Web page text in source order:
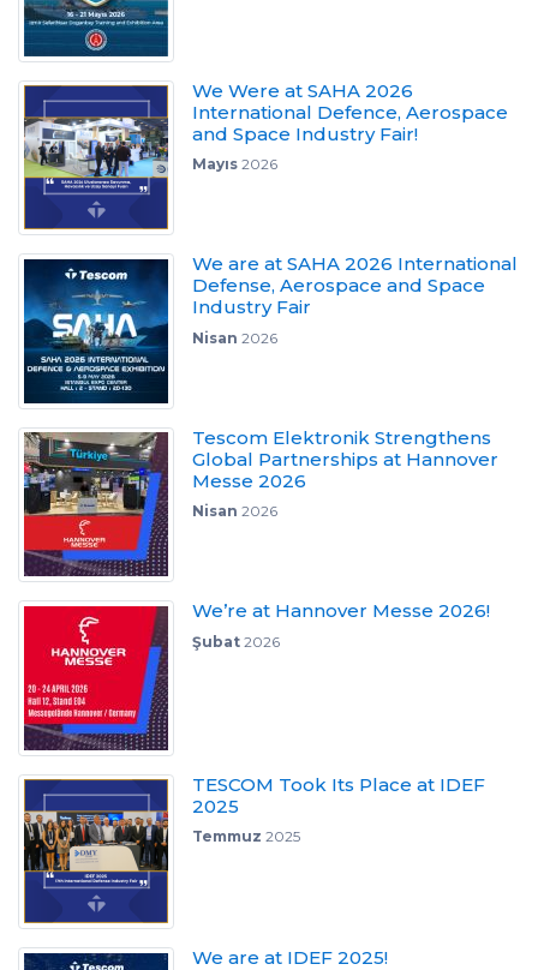
We Were at SAHA 2026
International Defence, Aerospace
and Space Industry Fair!
Mayıs2026
We are at SAHA 2026 International
Defense, Aerospace and Space
Industry Fair
Nisan 2026
Tescom Elektronik Strengthens
Global Partnerships at Hannover
Messe 2026
Nisan 2026
We’re at Hannover Messe 2026!
Şubat2026
TESCOM Took Its Place at IDEF
2025
Temmuz 2025
We are at IDEF 2025!